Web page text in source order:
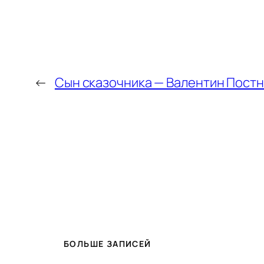
← Сын сказочника — Валентин
БОЛЬШЕ ЗАПИСЕЙ